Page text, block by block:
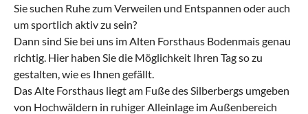
Sie suchen Ruhe zum Verweilen und Entspannen oder auch
um sportlich aktiv zu sein?
Dann sind Sie bei uns im Alten Forsthaus Bodenmais genau
richtig. Hier haben Sie die Möglichkeit Ihren Tag so zu
gestalten, wie es Ihnen gefällt.
Das Alte Forsthaus liegt am Fuße des Silberbergs umgeben
von Hochwäldern in ruhiger Alleinlage im Außenbereich